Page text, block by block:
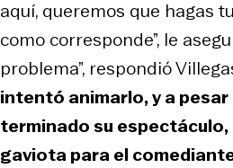
aquí, queremos que hagas
como corresponde”, le
problema”, respondió
intentó animarlo, y a pesar
terminado su
gaviota para el